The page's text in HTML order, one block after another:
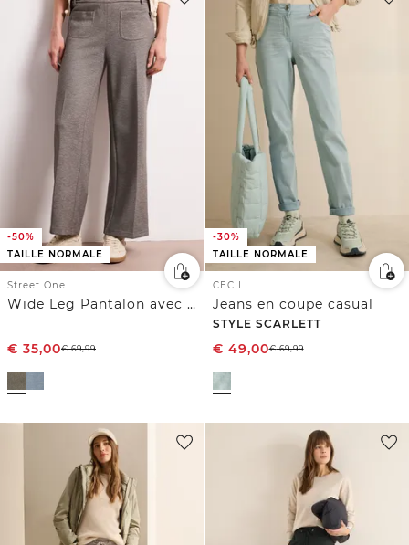
-50%
TAILLE NORMALE
Street One
Wide Leg Pantalon avec détails de boutons
€ 35,00€69,99
-30%
TAILLE NORMALE
CECIL
Jeans en coupe casual
STYLE SCARLETT
€ 49,00€69,99